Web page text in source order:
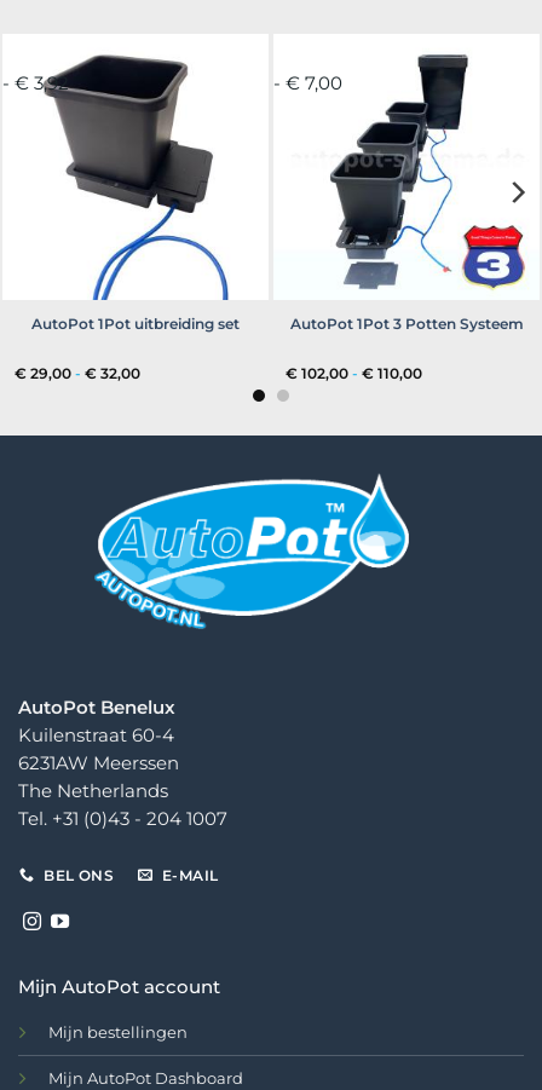
- € 3,92
AutoPot 1Pot uitbreiding set
€ 29,00 - € 32,00Prijsklasse:
- € 7,00
AutoPot 1Pot 3 Potten Systeem
€ 102,00 - € 110,00Prijsklasse:
AutoPot Benelux
Kuilenstraat 60-4
6231AW Meerssen
The Netherlands
Tel. +31 (0)43 - 204 1007
BEL ONS E-MAIL
Mijn AutoPot account
Mijn bestellingen
Mijn AutoPot Dashboard